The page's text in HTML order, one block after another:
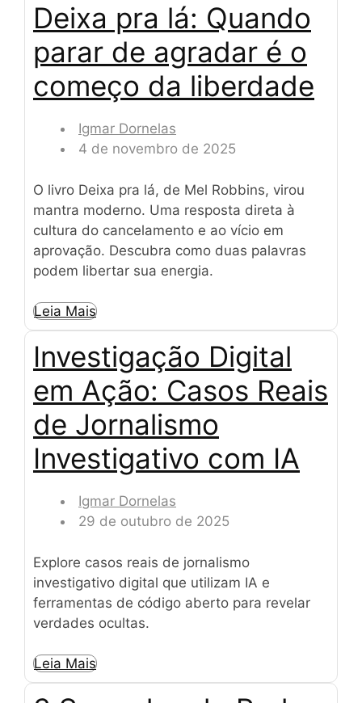
Deixa pra lá: Quando
parar de agradar é o
começo da liberdade
Igmar Dornelas
4 de novembro de 2025
O livro Deixa pra lá, de Mel Robbins, virou
mantra moderno. Uma resposta direta à
cultura do cancelamento e ao vício em
aprovação. Descubra como duas palavras
podem libertar sua energia.
Leia Mais
Investigação Digital
em Ação: Casos Reais
de Jornalismo
Investigativo com IA
Igmar Dornelas
29 de outubro de 2025
Explore casos reais de jornalismo
investigativo digital que utilizam IA e
ferramentas de código aberto para revelar
verdades ocultas.
Leia Mais